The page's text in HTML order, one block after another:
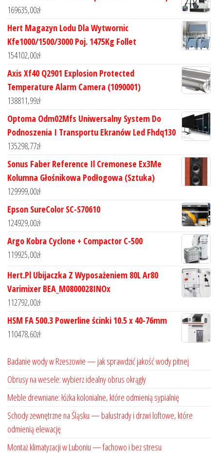
169635,00zł
Hert Magazyn Lodu Dla Wytwornic
Kfe1000/1500/3000 Poj. 1475Kg Follet
154102,00zł
Axis Xf40 Q2901 Explosion Protected
Temperature Alarm Camera (1090001)
138811,99zł
Optoma Odm02Mfs Uniwersalny System Do
Podnoszenia I Transportu Ekranów Led Fhdq130
135298,77zł
Sonus Faber Reference Il Cremonese Ex3Me
Kolumna Głośnikowa Podłogowa (Sztuka)
129999,00zł
Epson SureColor SC-S70610
124929,00zł
Argo Kobra Cyclone + Compactor C-500
119925,00zł
Hert.Pl Ubijaczka Z Wyposażeniem 80L Ar80
Varimixer BEA_M0800028INOx
112792,00zł
HSM FA 500.3 Powerline ścinki 10.5 x 40-76mm
110478,60zł
Badanie wody w Rzeszowie — jak sprawdzić jakość wody pitnej
Obrusy na wesele: wybierz idealny obrus okrągły
Meble drewniane: łóżka kolonialne, które odmienią sypialnię
Schody zewnętrzne na Śląsku — balustrady i drzwi loftowe, które
odmienią elewację
Montaż klimatyzacji w Luboniu — fachowo i bez stresu